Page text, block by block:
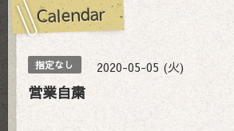
Calendar
指定なし 2020-05-05 (火)
営業自粛